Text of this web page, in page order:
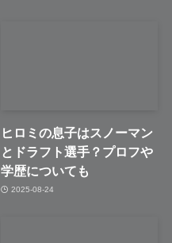
ヒロミの息子はスノーマン
とドラフト選手？プロフや
学歴についても
2025-08-24